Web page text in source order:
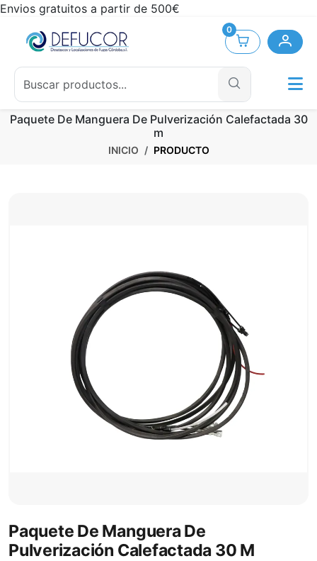
Envios gratuitos a partir de 500€
0
Paquete De Manguera De Pulverización Calefactada 30
m
INICIO PRODUCTO
Paquete De Manguera De
Pulverización Calefactada 30 M